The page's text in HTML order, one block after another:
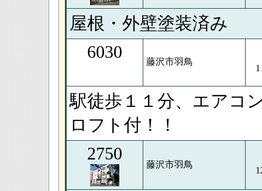
屋根・外壁塗装済み
6030
藤沢市羽鳥
駅徒歩１１分、エアコ
ロフト付！！
2750
藤沢市羽鳥